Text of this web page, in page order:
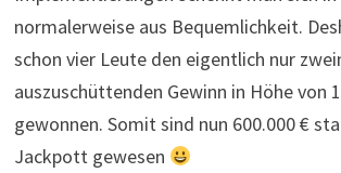
normalerweise aus Bequemlichkeit.
schon vier Leute den eigentlich nur
auszuschüttenden Gewinn in Höhe von
gewonnen. Somit sind nun 600.000 €
Jackpott gewesen